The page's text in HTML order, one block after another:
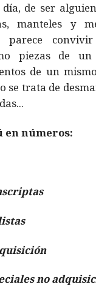
de ser
manteles y
parece
piezas de un
de un
se trata de
en números:
no